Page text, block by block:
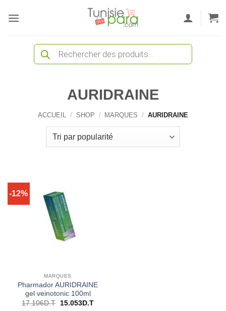
Recherche
produits
AURIDRAINE
ACCUEIL / SHOP / MARQUES / AURIDRAINE
-12%
MARQUES
Pharmador AURIDRAINE
gel veinotonic 100ml
17.106D.T
Le
15.053D.TLe